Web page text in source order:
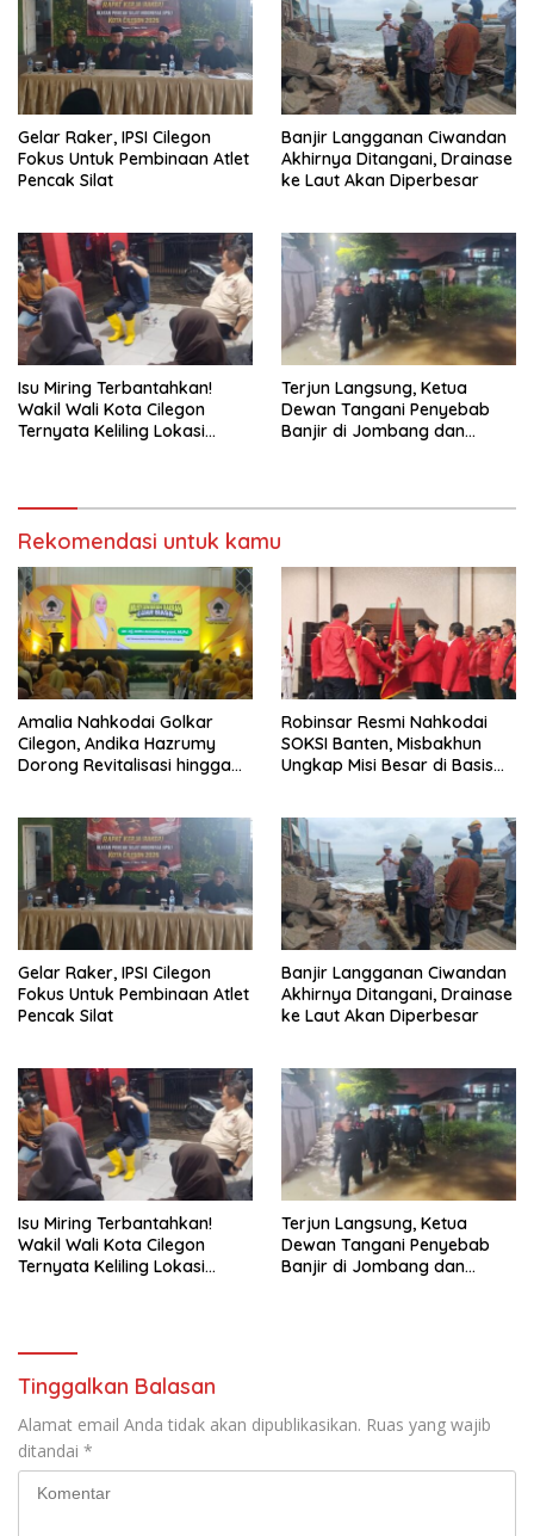
Gelar Raker, IPSI Cilegon
Fokus Untuk Pembinaan Atlet
Pencak Silat
Banjir Langganan Ciwandan
Akhirnya Ditangani, Drainase
ke Laut Akan Diperbesar
Isu Miring Terbantahkan!
Wakil Wali Kota Cilegon
Ternyata Keliling Lokasi
Terjun Langsung, Ketua
Dewan Tangani Penyebab
Banjir di Jombang dan
Rekomendasi untuk kamu
Amalia Nahkodai Golkar
Cilegon, Andika Hazrumy
Dorong Revitalisasi hingga
Robinsar Resmi Nahkodai
SOKSI Banten, Misbakhun
Ungkap Misi Besar di Basis
Gelar Raker, IPSI Cilegon
Fokus Untuk Pembinaan Atlet
Pencak Silat
Banjir Langganan Ciwandan
Akhirnya Ditangani, Drainase
ke Laut Akan Diperbesar
Isu Miring Terbantahkan!
Wakil Wali Kota Cilegon
Ternyata Keliling Lokasi
Terjun Langsung, Ketua
Dewan Tangani Penyebab
Banjir di Jombang dan
Tinggalkan Balasan
Alamat email Anda tidak akan dipublikasikan. Ruas yang wajib
ditandai *